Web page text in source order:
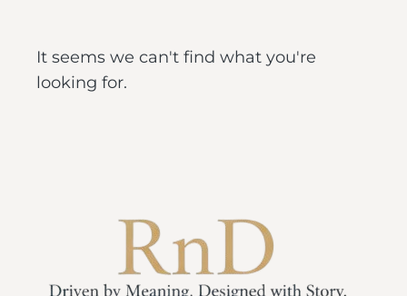
It seems we can't find what you're
looking for.